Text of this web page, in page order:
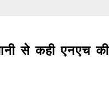
से कही एनएच